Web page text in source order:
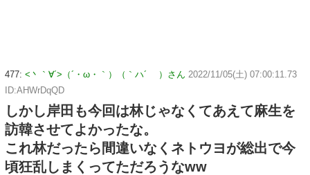
477: <丶｀∀´>（´・ω・｀）（｀ハ´ ）さん 2022/11/05(土) 07:00:11.73
ID:AHWrDqQD
しかし岸田も今回は林じゃなくてあえて麻生を
訪韓させてよかったな。
これ林だったら間違いなくネトウヨが総出で今
頃狂乱しまくってただろうなww